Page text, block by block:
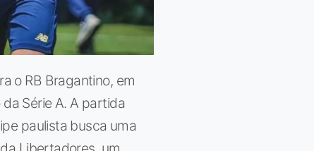
o RB Bragantino, em
Série A. A partida
paulista busca uma